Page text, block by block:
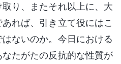
り、またそれ以上に、大
れば、引き立て役にはこ
ないのか。今日における
たがたの反抗的な性質が